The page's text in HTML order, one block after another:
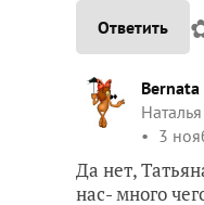
Ответить
Bernata
Наталья
3
Да нет,
нас- много